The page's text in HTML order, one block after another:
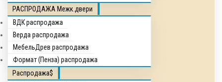
РАСПРОДАЖА Межк.двери
ВДК распродажа
Верда распродажа
МебельДрев распродажа
Формат (Пенза) распродажа
Распродажа$